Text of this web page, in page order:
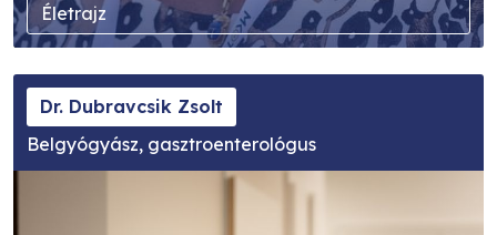
Életrajz
Dr. Dubravcsik Zsolt
Belgyógyász, gasztroenterológus